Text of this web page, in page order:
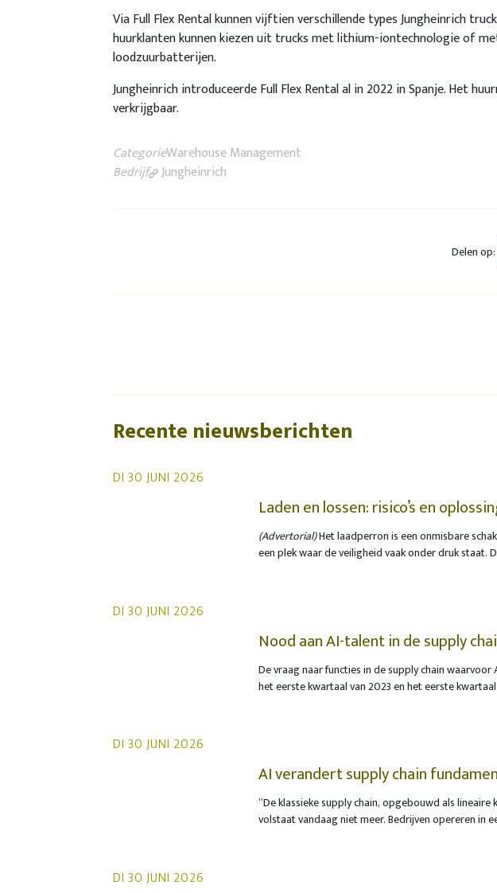
Via Full Flex Rental kunnen vijftien verschillende types Jungheinrich
huurklanten kunnen kiezen uit trucks met lithium-iontechnologie of
loodzuurbatterijen.
Jungheinrich introduceerde Full Flex Rental al in 2022 in Spanje. Het
verkrijgbaar.
CategorieWarehouse Management
Bedrijf Jungheinrich
Delen op:
Recente nieuwsberichten
DI 30 JUNI 2026
Laden en lossen: risico’s en
(Advertorial)Het laadperron is een onmisbare
een plek waar de veiligheid vaak onder druk staat.
DI 30 JUNI 2026
Nood aan AI-talent in de supply
proporties
De vraag naar functies in de supply chain
het eerste kwartaal van 2023 en het eerste
DI 30 JUNI 2026
AI verandert supply chain
“De klassieke supply chain, opgebouwd als lineaire
volstaat vandaag niet meer. Bedrijven opereren in
DI 30 JUNI 2026